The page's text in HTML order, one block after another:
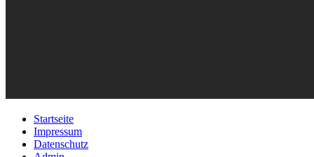
Startseite
Impressum
Datenschutz